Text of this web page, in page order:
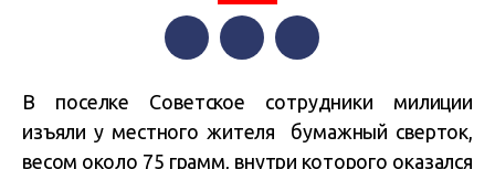
В поселке Советское сотрудники милиции
изъяли у местного жителя бумажный сверток,
весом около 75 грамм, внутри которого оказался